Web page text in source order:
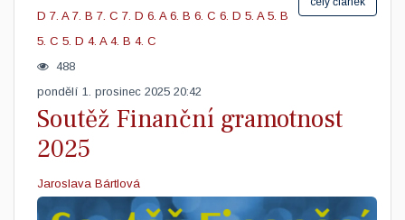
D 7. A 7. B 7. C 7. D 6. A 6. B 6. C 6. D 5. A 5. B
5. C 5. D 4. A 4. B 4. C
488
pondělí 1. prosinec 2025 20:42
Soutěž Finanční gramotnost
2025
Jaroslava Bártlová